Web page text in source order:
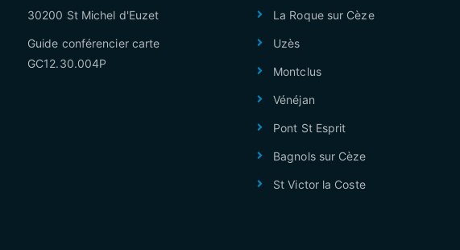
30200 St Michel d'Euzet
Guide conférencier carte
GC12.30.004P
La Roque sur Cèze
Uzès
Montclus
Vénéjan
Pont St Esprit
Bagnols sur Cèze
St Victor la Coste